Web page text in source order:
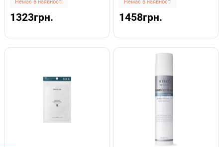
TREATMENT 30 мл
Немає в наявності
1323грн.
Немає в наявності
1458грн.